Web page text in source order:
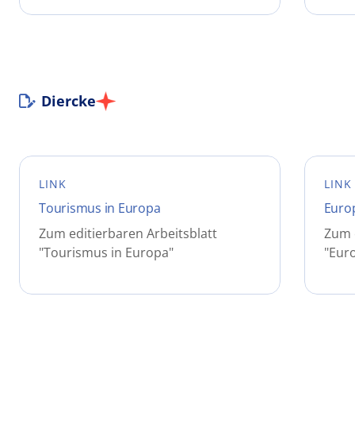
Diercke
LINK
Tourismus in Europa
Zum editierbaren Arbeitsblatt
"Tourismus in Europa"
LINK